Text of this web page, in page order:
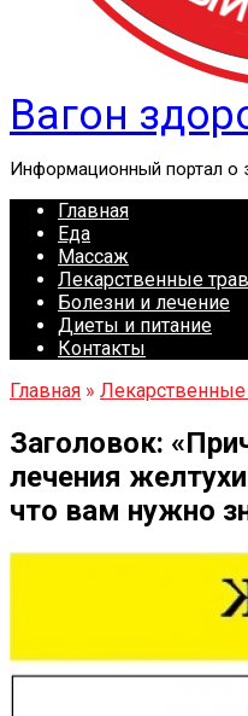
Вагон
Информационный портал о
Главная
Еда
Массаж
Лекарственные
Болезни и лечение
Диеты и питание
Контакты
Главная »
Заголовок:
лечения
что вам нужно